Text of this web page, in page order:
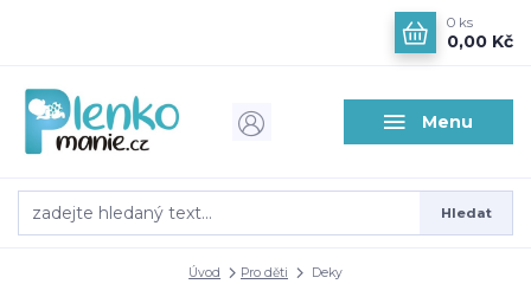
Menu
Hledat
0 ks
0,00 Kč
Úvod Pro děti Deky